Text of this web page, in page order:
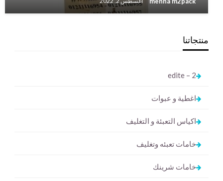
منتجاتنا
2 – edite
اغطية و عبوات
اكياس التعبئة و التغليف
خامات تعبئه وتغليف
خامات شرينك